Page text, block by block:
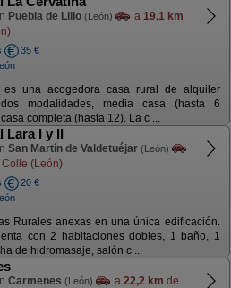
Puebla de Lillo (León) a 19,1 km
35 €
es una acogedora casa rural de alquiler
modalidades, media casa (hasta 6
completa (hasta 12). La c ...
Lara I y II
San Martín de Valdetuéjar (León)
(León)
20 €
Rurales anexas en una única edificación.
con 2 habitaciones dobles, 1 baño, 1
de hidromasaje, salón c ...
Carmenes (León) a 22,2 km de